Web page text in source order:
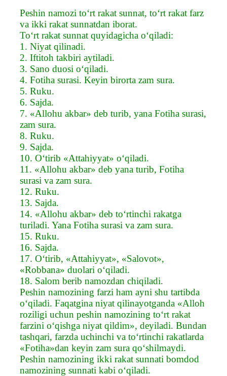
Peshin namozi to‘rt rakat sunnat, to‘rt rakat farz
va ikki rakat sunnatdan iborat.
To‘rt rakat sunnat quyidagicha o‘qiladi:
1. Niyat qilinadi.
2. Iftitoh takbiri aytiladi.
3. Sano duosi o‘qiladi.
4. Fotiha surasi. Keyin birorta zam sura.
5. Ruku.
6. Sajda.
7. «Allohu akbar» deb turib, yana Fotiha surasi,
zam sura.
8. Ruku.
9. Sajda.
10. O‘tirib «Attahiyyat» o‘qiladi.
11. «Allohu akbar» deb yana turib, Fotiha
surasi va zam sura.
12. Ruku.
13. Sajda.
14. «Allohu akbar» deb to‘rtinchi rakatga
turiladi. Yana Fotiha surasi va zam sura.
15. Ruku.
16. Sajda.
17. O‘tirib, «Attahiyyat», «Salovot»,
«Robbana» duolari o‘qiladi.
18. Salom berib namozdan chiqiladi.
Peshin namozining farzi ham ayni shu tartibda
o‘qiladi. Faqatgina niyat qilinayotganda «Alloh
roziligi uchun peshin namozining to‘rt rakat
farzini o‘qishga niyat qildim», deyiladi. Bundan
tashqari, farzda uchinchi va to‘rtinchi rakatlarda
«Fotiha»dan keyin zam sura qo‘shilmaydi.
Peshin namozining ikki rakat sunnati bomdod
namozining sunnati kabi o‘qiladi.